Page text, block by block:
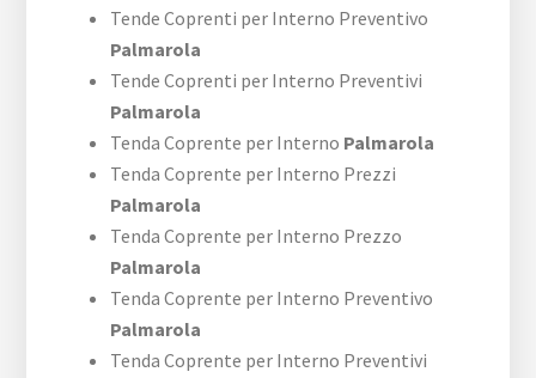
Tende Coprenti per Interno Preventivo
Palmarola
Tende Coprenti per Interno Preventivi
Palmarola
Tenda Coprente per Interno Palmarola
Tenda Coprente per Interno Prezzi
Palmarola
Tenda Coprente per Interno Prezzo
Palmarola
Tenda Coprente per Interno Preventivo
Palmarola
Tenda Coprente per Interno Preventivi